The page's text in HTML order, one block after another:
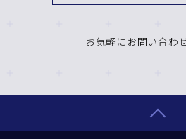
お気軽にお問い合わ